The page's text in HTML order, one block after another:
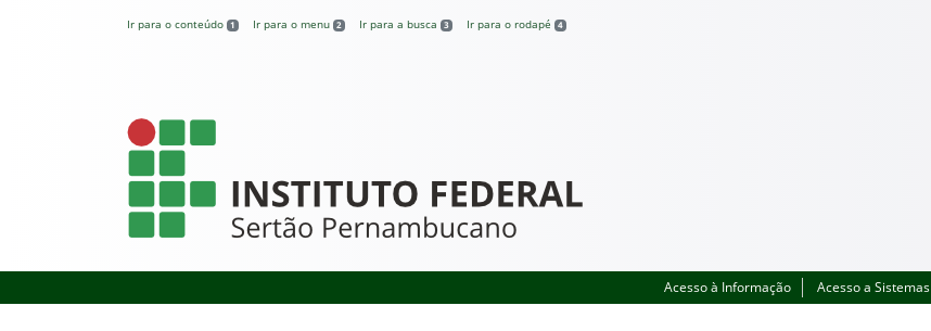
Ir para o conteúdo 1 Ir para o menu 2 Ir para a busca 3 Ir para o rodapé 4
IFSertãoPE
Acesso à Informação Acesso a Sistemas